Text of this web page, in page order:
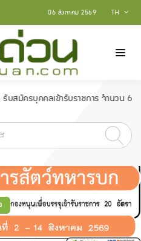
TH
06 สิงหาคม 2569
คคลเข้ารับราชการ จำนวน 6 อัตรา